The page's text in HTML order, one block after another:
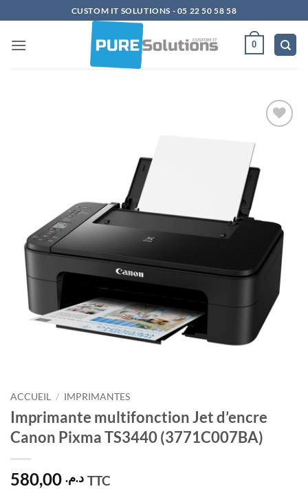
au
contenu
CUSTOM IT SOLUTIONS - 05 22 50 58 58
0
d’envies
ACCUEIL / IMPRIMANTES
Imprimante multifonction Jet d’encre
Canon Pixma TS3440 (3771C007BA)
د.م. TTC